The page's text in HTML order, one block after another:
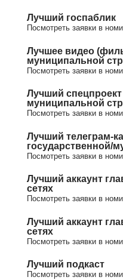
Лучший госпаблик
Посмотреть заявки в
Лучшее видео
муниципальной
Посмотреть заявки в
Лучший
муниципальной
Посмотреть заявки в
Лучший телеграм-
государственной/
Посмотреть заявки в
Лучший аккаунт
сетях
Посмотреть заявки в
Лучший аккаунт
сетях
Посмотреть заявки в
Лучший подкаст
Посмотреть заявки в